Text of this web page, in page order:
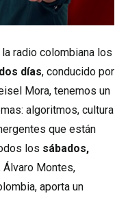
radio colombiana los
días, conducido por
Mora, tenemos un
algoritmos, cultura
que están
los sábados,
Álvaro Montes,
aporta un